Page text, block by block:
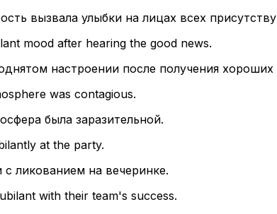
вызвала улыбки на лицах всех
mood after hearing the good news.
настроении после получения хороших
was contagious.
была заразительной.
at the party.
ликованием на вечеринке.
with their team's success.